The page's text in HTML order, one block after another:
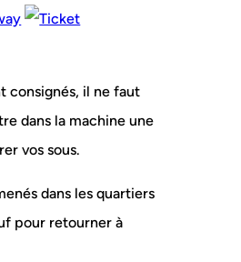
consignés, il ne faut
dans la machine une
vos sous.
dans les quartiers
pour retourner à